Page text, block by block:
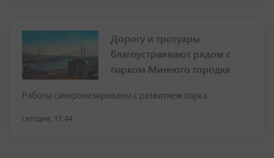
Дорогу и тротуары
благоустраивают рядом с
парком Минного городка
Работы синхронизированы с развитием парка
сегодня, 17:44